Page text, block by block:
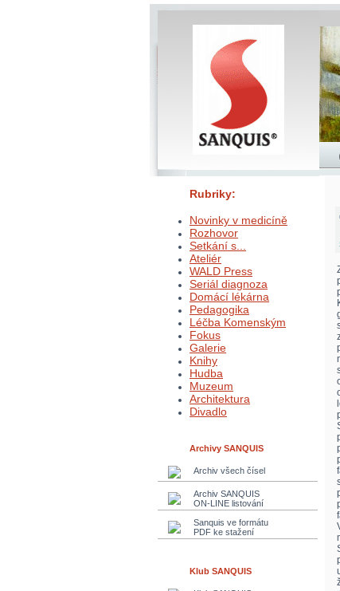
Rubriky:
Novinky v medicíně
Rozhovor
Setkání s...
Ateliér
WALD Press
Seriál diagnoza
Domácí lékárna
Pedagogika
Léčba Komenským
Fokus
Galerie
Knihy
Hudba
Muzeum
Architektura
Divadlo
Archivy SANQUIS
Archiv všech čísel
Archiv SANQUIS
ON-LINE listování
Sanquis ve formátu
PDF ke stažení
Klub SANQUIS